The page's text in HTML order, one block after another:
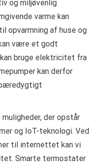
og miljøvenlig
varme kan
opvarmning af huse og
være et godt
bruge elektricitet fra
kan derfor
der opstår
og IoT-teknologi. Ved
til internettet kan vi
Smarte termostater